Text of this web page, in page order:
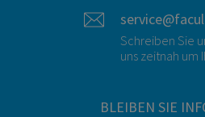
Schreiben Sie
uns zeitnah um
BLEIBEN SIE